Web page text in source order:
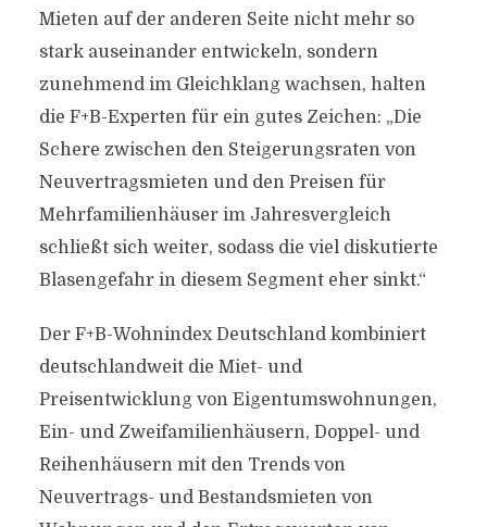
Mieten auf der anderen Seite nicht mehr so
stark auseinander entwickeln, sondern
zunehmend im Gleichklang wachsen, halten
die F+B-Experten für ein gutes Zeichen: „Die
Schere zwischen den Steigerungsraten von
Neuvertragsmieten und den Preisen für
Mehrfamilienhäuser im Jahresvergleich
schließt sich weiter, sodass die viel diskutierte
Blasengefahr in diesem Segment eher sinkt.“
Der F+B-Wohnindex Deutschland kombiniert
deutschlandweit die Miet- und
Preisentwicklung von Eigentumswohnungen,
Ein- und Zweifamilienhäusern, Doppel- und
Reihenhäusern mit den Trends von
Neuvertrags- und Bestandsmieten von